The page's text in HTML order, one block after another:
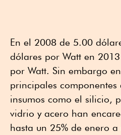
En el 2008 de 5.00
dólares por Watt en
por Watt. Sin embargo
principales componentes
insumos como el silicio,
vidrio y acero han
hasta un 25% de enero